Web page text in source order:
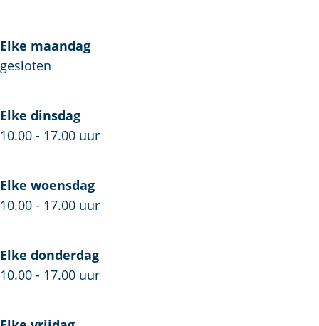
s
Elke maandag
gesloten
Elke dinsdag
10.00 - 17.00 uur
Elke woensdag
10.00 - 17.00 uur
Elke donderdag
10.00 - 17.00 uur